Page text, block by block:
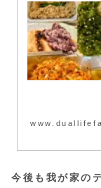
今後も我が家の